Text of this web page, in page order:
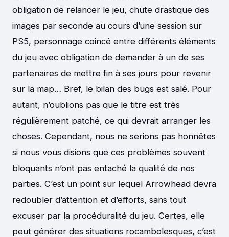
obligation de relancer le jeu, chute drastique des
images par seconde au cours d’une session sur
PS5, personnage coincé entre différents éléments
du jeu avec obligation de demander à un de ses
partenaires de mettre fin à ses jours pour revenir
sur la map… Bref, le bilan des bugs est salé. Pour
autant, n’oublions pas que le titre est très
régulièrement patché, ce qui devrait arranger les
choses. Cependant, nous ne serions pas honnêtes
si nous vous disions que ces problèmes souvent
bloquants n’ont pas entaché la qualité de nos
parties. C’est un point sur lequel Arrowhead devra
redoubler d’attention et d’efforts, sans tout
excuser par la procéduralité du jeu. Certes, elle
peut générer des situations rocambolesques, c’est